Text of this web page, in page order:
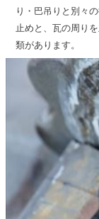
り・巴吊りと別々
止めと、瓦の周り
類があります。